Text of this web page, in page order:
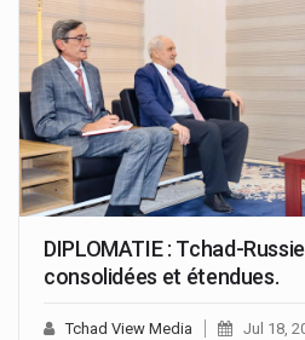
DIPLOMATIE : Tchad-
consolidées et étendues.
Tchad View Media Jul 18,